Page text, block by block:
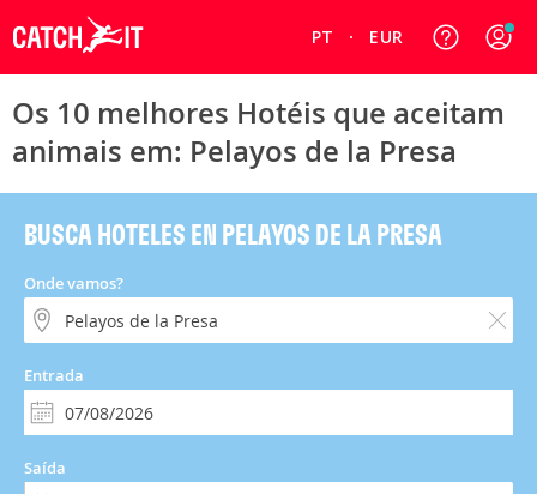
PT EUR
Os 10 melhores Hotéis que aceitam
animais em: Pelayos de la Presa
BUSCA HOTELES EN PELAYOS DE LA PRESA
Onde vamos?
Entrada
Saída